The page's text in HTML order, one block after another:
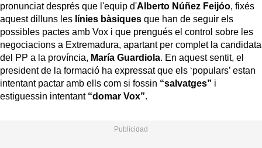
pronunciat després que l'equip d'Alberto Núñez Feijóo, fixés
aquest dilluns les línies bàsiques que han de seguir els
possibles pactes amb Vox i que prengués el control sobre les
negociacions a Extremadura, apartant per complet la candidata
del PP a la província, María Guardiola. En aquest sentit, el
president de la formació ha expressat que els ‘populars’ estan
intentant pactar amb ells com si fossin “salvatges” i
estiguessin intentant “domar Vox”.